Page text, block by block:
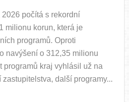
počítá s rekordní
milionu korun, která je
programů. Oproti
navýšení o 312,35 milionu
programů kraj vyhlásil už na
další programy...